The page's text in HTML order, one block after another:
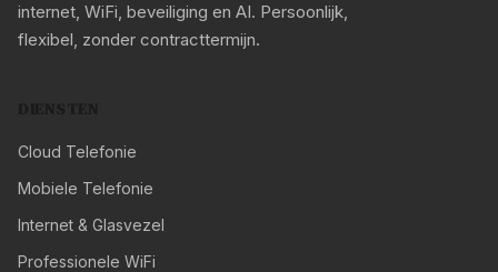
internet, WiFi, beveiliging en AI. Persoonlijk,
flexibel, zonder contracttermijn.
Cloud Telefonie
Mobiele Telefonie
Internet & Glasvezel
Professionele WiFi